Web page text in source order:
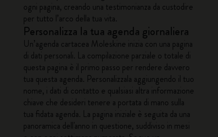
ogni pagina, creando una testimonianza da custodire
per tutto l’arco della tua vita.
Personalizza la tua agenda giornaliera
Un’agenda cartacea Moleskine inizia con una pagina
di dati personali. La compilazione parziale o totale di
questa pagina è il primo passo per rendere davvero
tua questa agenda. Personalizzala aggiungendo il tuo
nome, i dati di contatto e qualsiasi altra informazione
chiave che desideri tenere a portata di mano sulla
tua fidata agenda. La pagina iniziale è seguita da una
panoramica dell'anno in questione, suddiviso in mesi